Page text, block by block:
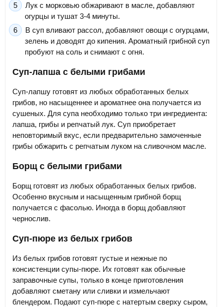
Лук с морковью обжаривают в масле, добавляют
огурцы и тушат 3-4 минуты.
В суп вливают рассол, добавляют овощи с огурцами,
зелень и доводят до кипения. Ароматный грибной суп
пробуют на соль и снимают с огня.
Суп-лапша с белыми грибами
Суп-лапшу готовят из любых обработанных белых
грибов, но насыщеннее и ароматнее она получается из
сушеных. Для супа необходимо только три ингредиента:
лапша, грибы и репчатый лук. Суп приобретает
неповторимый вкус, если предварительно замоченные
грибы обжарить с репчатым луком на сливочном масле.
Борщ с белыми грибами
Борщ готовят из любых обработанных белых грибов.
Особенно вкусным и насыщенным грибной борщ
получается с фасолью. Иногда в борщ добавляют
чернослив.
Суп-пюре из белых грибов
Из белых грибов готовят густые и нежные по
консистенции супы-пюре. Их готовят как обычные
заправочные супы, только в конце приготовления
добавляют сметану или сливки и измельчают
блендером. Подают суп-пюре с натертым сверху сыром,